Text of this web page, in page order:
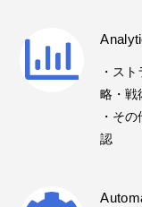
・ス
略・戦
・そ
認